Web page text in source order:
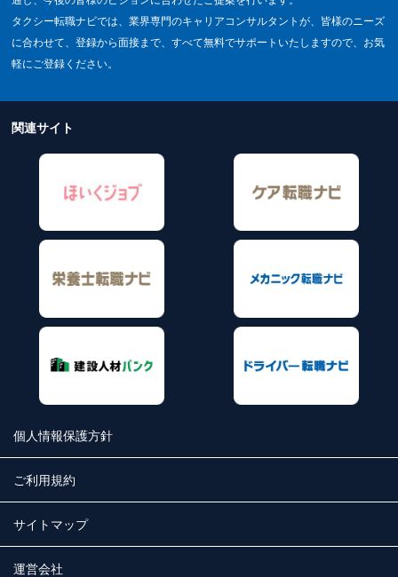
タクシー転職ナビでは、業界専門のキャリアコンサルタントが、皆様のニーズ
に合わせて、登録から面接まで、すべて無料でサポートいたしますので、お気
軽にご登録ください。
関連サイト
個人情報保護方針
ご利用規約
サイトマップ
運営会社